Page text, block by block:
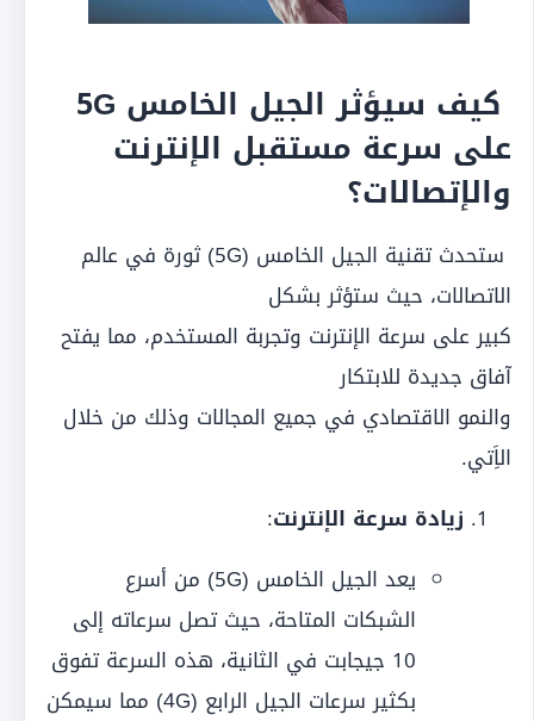
كيف سيؤثر الجيل الخامس 5G
على سرعة مستقبل الإنترنت
والإتصالات؟
ستحدث تقنية الجيل الخامس (5G) ثورة في عالم
الاتصالات، حيث ستؤثر بشكل
كبير على سرعة الإنترنت وتجربة المستخدم، مما يفتح
آفاق جديدة للابتكار
والنمو الاقتصادي في جميع المجالات وذلك من خلال
الاَِتي.
زيادة سرعة الإنترنت:
يعد الجيل الخامس (5G) من أسرع
الشبكات المتاحة، حيث تصل سرعاته إلى
10 جيجابت في الثانية، هذه السرعة تفوق
بكثير سرعات الجيل الرابع (4G) مما سيمكن